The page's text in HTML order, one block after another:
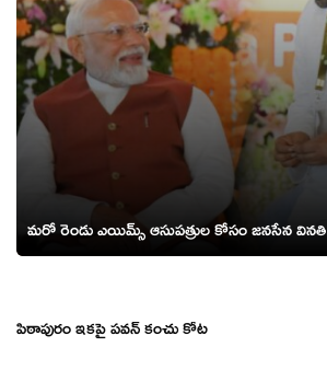
మరో రెండు ఎయిమ్స్ ఆసుపత్రుల కోసం జనసేన వినతి
పిఠాపురం ఇకపై పవన్ కంచు కోట